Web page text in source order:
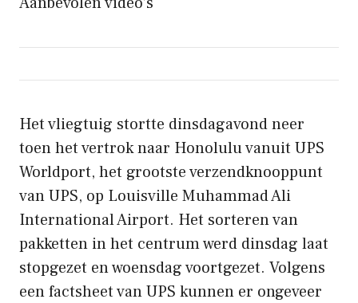
Het vliegtuig stortte dinsdagavond neer
toen het vertrok naar Honolulu vanuit UPS
Worldport, het grootste verzendknooppunt
van UPS, op Louisville Muhammad Ali
International Airport. Het sorteren van
pakketten in het centrum werd dinsdag laat
stopgezet en woensdag voortgezet. Volgens
een factsheet van UPS kunnen er ongeveer